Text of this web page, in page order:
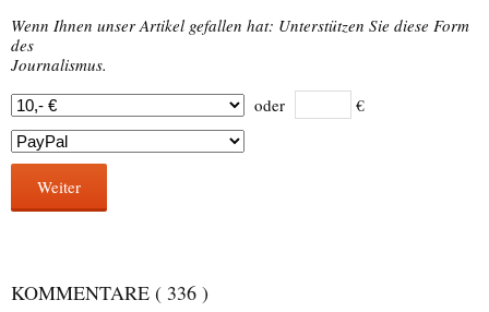
Wenn Ihnen unser Artikel gefallen hat: Unterstützen Sie diese Form
des
Journalismus.
oder
€
Weiter
KOMMENTARE ( 336 )